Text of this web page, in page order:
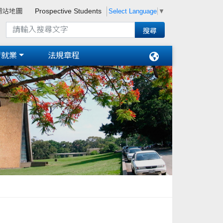
站地圖 Prospective Students Select Language ▼
業 法規章程